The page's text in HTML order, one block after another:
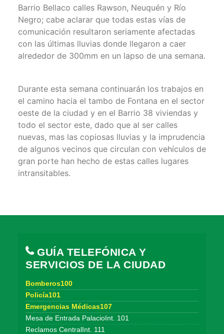
Barrio Bellaco calles Rawson, Neuquén y Río
Negro; cabe aclarar que todas estas vías de
comunicación resultaron seriamente afectadas
con las últimas lluvias donde llegaron a caer
alrededor de 300mm en un lapso de una semana.
Durante esta semana continuarán los trabajos en
el camino hacia el tambo de Fontana en el sector
oeste de la ciudad y en el Barrio 38 viviendas y
todo el sector este, dado que al ser calles
nuevas, mas las copiosas lluvias y la imprudencia
de algunos vecinos que circulan con vehículos de
gran porte han hecho de estas calles lugares
intransitables.
GUÍA TELEFÓNICA Y
SERVICIOS DE LA CIUDAD
Bomberos100
Policía101
Emergencias Médicas107
Mesa de Entrada PalacioInt. 101
Reclamos CentralInt. 111